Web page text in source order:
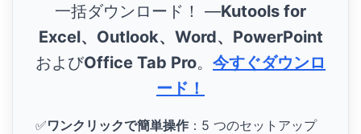
一括ダウンロード！ ―Kutools for
Excel、Outlook、Word、PowerPoint
およびOffice Tab Pro。 今すぐダウンロ
ード！
✅ワンクリックで簡単操作 ：5 つのセットアップ